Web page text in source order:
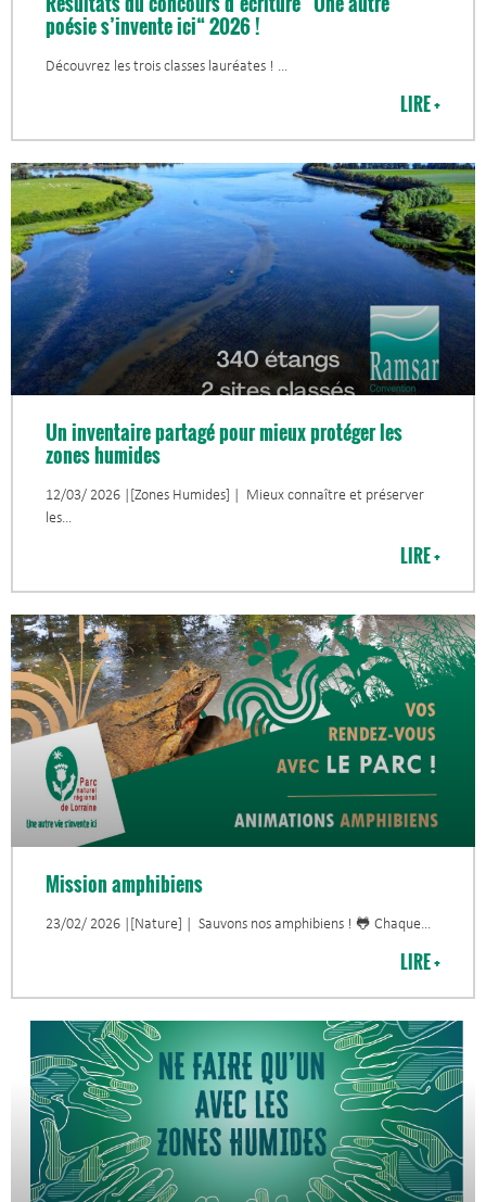
poésie s’invente ici“ 2026 !
Découvrez les trois classes lauréates !
LIRE +
Un inventaire partagé pour mieux protéger les
zones humides
12/03/ 2026 |[Zones Humides] | Mieux connaître et préserver
les
LIRE +
Mission amphibiens
23/02/ 2026 |[Nature] | Sauvons nos amphibiens ! 🐸 Chaque
LIRE +